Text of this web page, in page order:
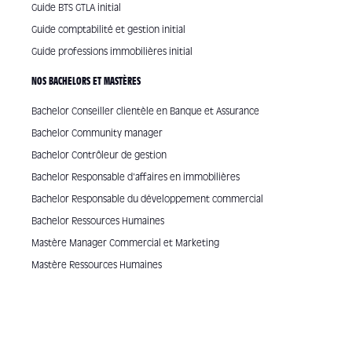
Guide BTS GTLA initial
Guide comptabilité et gestion initial
Guide professions immobilières initial
NOS BACHELORS ET MASTÈRES
Bachelor Conseiller clientèle en Banque et Assurance
Bachelor Community manager
Bachelor Contrôleur de gestion
Bachelor Responsable d'affaires en immobilières
Bachelor Responsable du développement commercial
Bachelor Ressources Humaines
Mastère Manager Commercial et Marketing
Mastère Ressources Humaines